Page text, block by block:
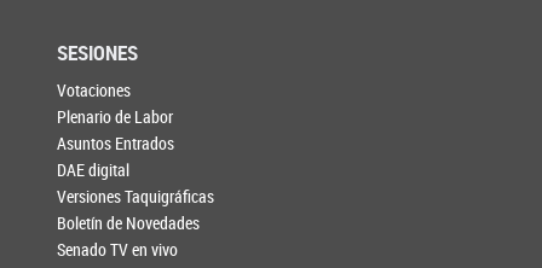
SESIONES
Votaciones
Plenario de Labor
Asuntos Entrados
DAE digital
Versiones Taquigráficas
Boletín de Novedades
Senado TV en vivo